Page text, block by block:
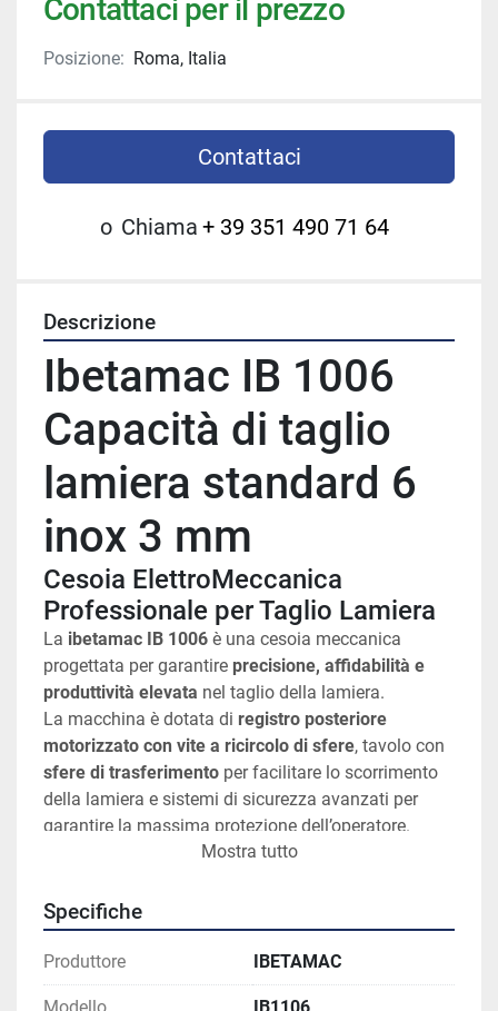
Contattaci per il prezzo
Posizione: Roma, Italia
Contattaci
o Chiama + 39 351 490 71 64
Descrizione
Ibetamac IB 1006
Capacità di taglio
lamiera standard 6
inox 3 mm
Cesoia ElettroMeccanica
Professionale per Taglio Lamiera
La ibetamac IB 1006 è una cesoia meccanica
progettata per garantire precisione, affidabilità e
produttività elevata nel taglio della lamiera.
La macchina è dotata di registro posteriore
motorizzato con vite a ricircolo di sfere
sfere di trasferimento per facilitare lo scorrimento
della lamiera e sistemi di sicurezza avanzati per
garantire la massima protezione dell’operatore.
Grazie alla sua struttura robusta e alla qualità
ideale per:
carpenterie metalliche
officine meccaniche
lavorazioni di lamiera
Mostra tutto
Specifiche
Produttore IBETAMAC